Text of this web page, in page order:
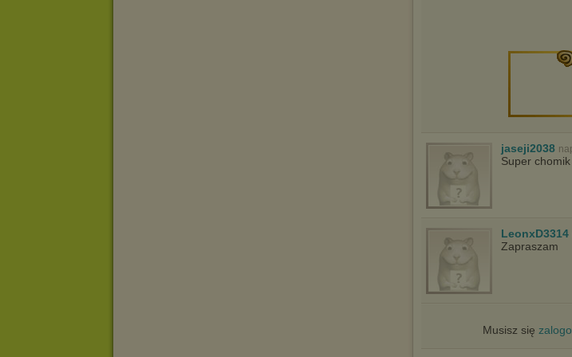
jaseji2038
Super chomik
LeonxD3314
Zapraszam
Musisz się